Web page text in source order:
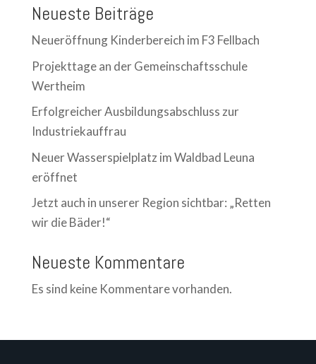
Neueste Beiträge
Neueröffnung Kinderbereich im F3 Fellbach
Projekttage an der Gemeinschaftsschule
Wertheim
Erfolgreicher Ausbildungsabschluss zur
Industriekauffrau
Neuer Wasserspielplatz im Waldbad Leuna
eröffnet
Jetzt auch in unserer Region sichtbar: „Retten
wir die Bäder!“
Neueste Kommentare
Es sind keine Kommentare vorhanden.